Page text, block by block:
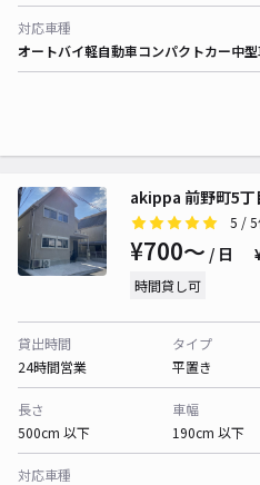
対応車種
オートバイ軽自動車コンパクトカー中
akippa 前野町5丁
5 /
¥700〜 / 日
時間貸し可
貸出時間
24時間営業
タイプ
平置き
長さ
500cm 以下
車幅
190cm 以下
対応車種